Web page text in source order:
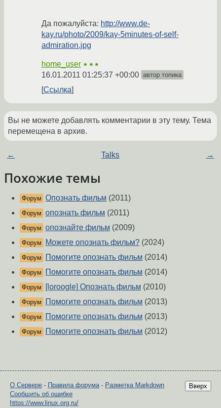
Да пожалуйста: http://www.de-
kay.ru/photo/2009/kay-5minutes-of-self-
admiration.jpg
home_user ★★★
16.01.2011 01:25:37 +00:00 автор топика
Ссылка
Вы не можете добавлять комментарии в эту тему. Тема
перемещена в архив.
← Talks →
Похожие темы
Форум Опознать фильм (2011)
Форум опознать фильм (2011)
Форум опознайте фильм (2009)
Форум Можете опознать фильм? (2024)
Форум Помогите опознать фильм (2014)
Форум Помогите опознать фильм (2014)
Форум [loroogle] Опознать фильм (2010)
Форум Помогите опознать фильм (2013)
Форум Помогите опознать фильм (2013)
Форум Помогите опознать фильм (2012)
Вверх
О Сервере - Правила форума- Разметка Markdown
Сообщить об ошибке
https://www.linux.org.ru/